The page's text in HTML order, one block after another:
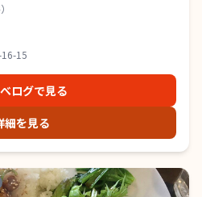
15
ログで見る
細を見る